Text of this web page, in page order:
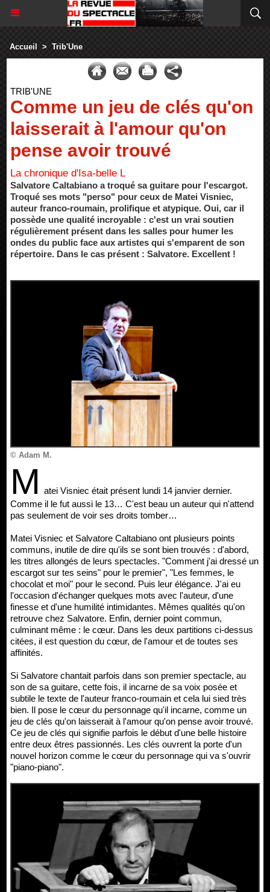
Accueil > Trib'Une
TRIB'UNE
Comme un jeu de clés qu'on
laisserait à l'amour qu'on
pense avoir trouvé
La chronique d'Isa-belle L
Salvatore Caltabiano a troqué sa guitare pour l'escargot.
Troqué ses mots "perso" pour ceux de Matei Visniec,
auteur franco-roumain, prolifique et atypique. Oui, car il
possède une qualité incroyable : c'est un vrai soutien
régulièrement présent dans les salles pour humer les
ondes du public face aux artistes qui s'emparent de son
répertoire. Dans le cas présent : Salvatore. Excellent !
© Adam M.
M
atei Visniec était présent lundi 14 janvier dernier.
Comme il le fut aussi le 13… C'est beau un auteur qui n'attend
pas seulement de voir ses droits tomber…
Matei Visniec et Salvatore Caltabiano ont plusieurs points
communs, inutile de dire qu'ils se sont bien trouvés : d'abord,
les titres allongés de leurs spectacles. "Comment j'ai dressé un
escargot sur tes seins" pour le premier", "Les femmes, le
chocolat et moi" pour le second. Puis leur élégance. J'ai eu
l'occasion d'échanger quelques mots avec l'auteur, d'une
finesse et d'une humilité intimidantes. Mêmes qualités qu'on
retrouve chez Salvatore. Enfin, dernier point commun,
culminant même : le cœur. Dans les deux partitions ci-dessus
citées, il est question du cœur, de l'amour et de toutes ses
affinités.
Si Salvatore chantait parfois dans son premier spectacle, au
son de sa guitare, cette fois, il incarne de sa voix posée et
subtile le texte de l'auteur franco-roumain et cela lui sied très
bien. Il pose le cœur du personnage qu'il incarne, comme un
jeu de clés qu'on laisserait à l'amour qu'on pense avoir trouvé.
Ce jeu de clés qui signifie parfois le début d'une belle histoire
entre deux êtres passionnés. Les clés ouvrent la porte d'un
nouvel horizon comme le cœur du personnage qui va s'ouvrir
"piano-piano".